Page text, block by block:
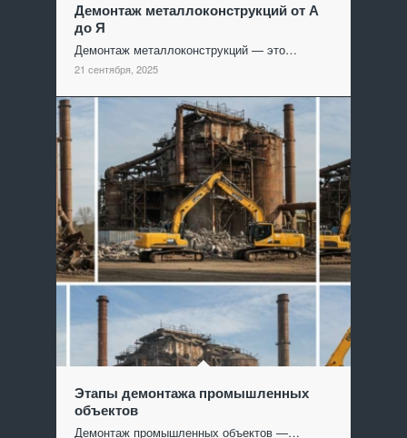
Демонтаж металлоконструкций от А
до Я
Демонтаж металлоконструкций — это…
21 сентября, 2025
Этапы демонтажа промышленных
объектов
Демонтаж промышленных объектов —…